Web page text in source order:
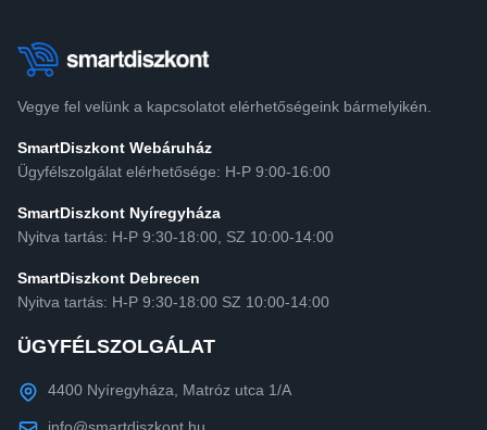
Vegye fel velünk a kapcsolatot elérhetőségeink bármelyikén.
SmartDiszkont Webáruház
Ügyfélszolgálat elérhetősége: H-P 9:00-16:00
SmartDiszkont Nyíregyháza
Nyitva tartás: H-P 9:30-18:00, SZ 10:00-14:00
SmartDiszkont Debrecen
Nyitva tartás: H-P 9:30-18:00 SZ 10:00-14:00
ÜGYFÉLSZOLGÁLAT
4400 Nyíregyháza, Matróz utca 1/A